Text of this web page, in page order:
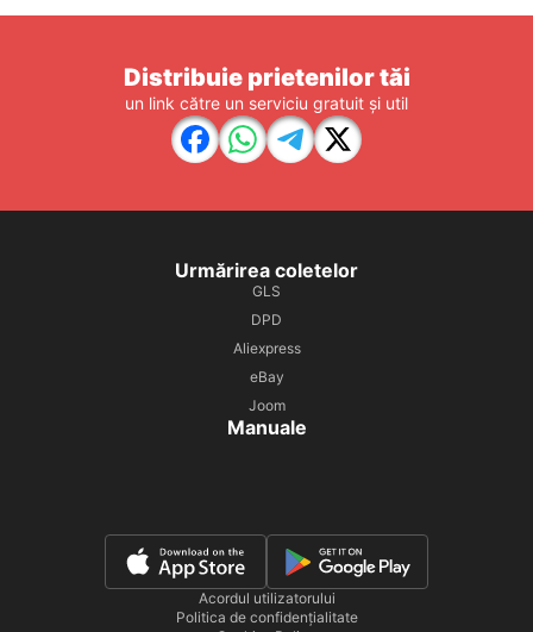
Distribuie prietenilor tăi
un link către un serviciu gratuit și util
Urmărirea coletelor
GLS
DPD
Aliexpress
eBay
Joom
Manuale
Acordul utilizatorului
Politica de confidențialitate